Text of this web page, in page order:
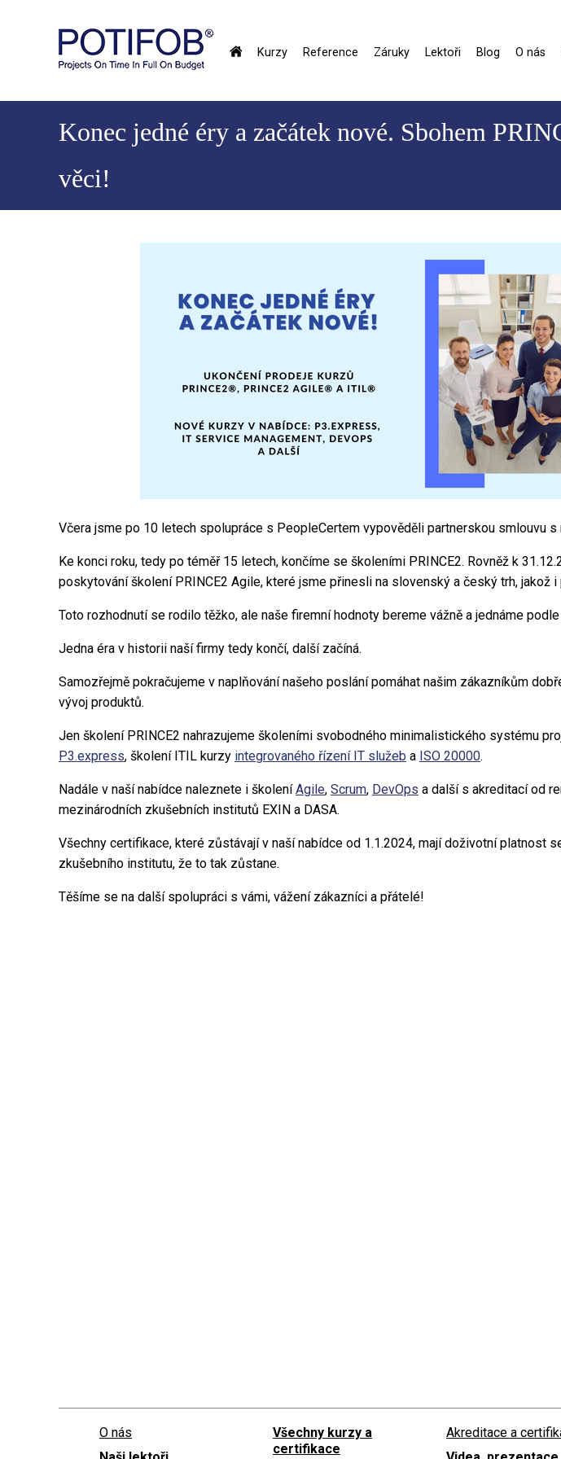
Hlavné
menu
Kurzy Reference Záruky Lektoři Blog O nás
Konec jedné éry a začátek nové. Sbohem
věci!
Včera jsme po 10 letech spolupráce s PeopleCertem vypověděli partnerskou smlouvu s
Ke konci roku, tedy po téměř 15 letech, končíme se školeními PRINCE2. Rovněž k
poskytování školení PRINCE2 Agile, které jsme přinesli na slovenský a český trh, jakož
Toto rozhodnutí se rodilo těžko, ale naše firemní hodnoty bereme vážně a jednáme podle
Jedna éra v historii naší firmy tedy končí, další začíná.
Samozřejmě pokračujeme v naplňování našeho poslání pomáhat našim zákazníkům
vývoj produktů.
Jen školení PRINCE2 nahrazujeme školeními svobodného minimalistického systému
P3.express, školení ITIL kurzy integrovaného řízení IT služeb a ISO 20000.
Nadále v naší nabídce naleznete i školeníAgile, Scrum, DevOps a další s akreditací od
mezinárodních zkušebních institutů EXIN a DASA.
Všechny certifikace, které zůstávají v naší nabídce od 1.1.2024, mají doživotní platnost
zkušebního institutu, že to tak zůstane.
Těšíme se na další spolupráci s vámi, vážení zákazníci a přátelé!
O nás
Všechny kurzy a
certifikace
Akreditace a